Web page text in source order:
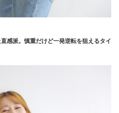
感派。慎重だけど一発逆転を狙えるタイ